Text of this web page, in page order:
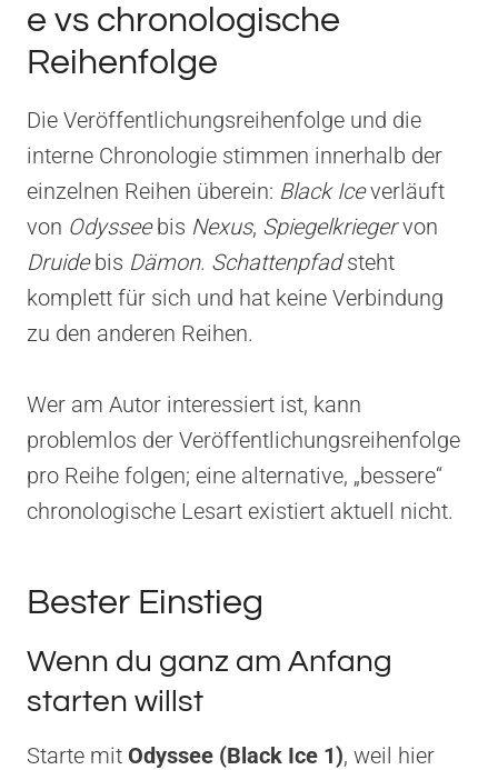
e vs chronologische
Reihenfolge
Die Veröffentlichungsreihenfolge und die
interne Chronologie stimmen innerhalb der
einzelnen Reihen überein: Black Iceverläuft
von Odysseebis Nexus, Spiegelkriegervon
Druidebis Dämon. Schattenpfadsteht
komplett für sich und hat keine Verbindung
zu den anderen Reihen.
Wer am Autor interessiert ist, kann
problemlos der Veröffentlichungsreihenfolge
pro Reihe folgen; eine alternative, „bessere“
chronologische Lesart existiert aktuell nicht.
Bester Einstieg
Wenn du ganz am Anfang
starten willst
Starte mit Odyssee (Black Ice 1), weil hier